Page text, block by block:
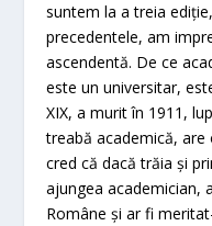
suntem la a treia
precedentele, am
ascendentă. De ce
este un universitar,
XIX, a murit în 1911,
treabă academică,
cred că dacă trăia și
ajungea academician,
Române și ar fi